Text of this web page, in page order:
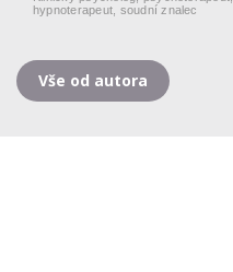
hypnoterapeut, soudní znalec
Vše od autora